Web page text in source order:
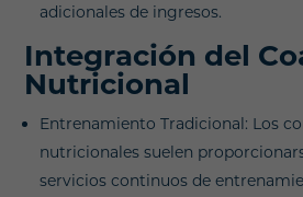
adicionales de ingresos.
Integración del
Nutricional
Entrenamiento Tradicional: Los
nutricionales suelen
servicios continuos de